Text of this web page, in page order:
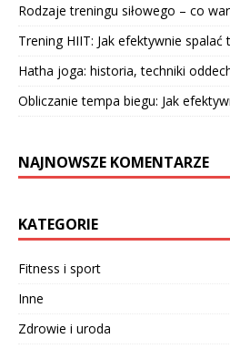
Rodzaje treningu siłowego – co
Trening HIIT: Jak efektywnie spalać
Hatha joga: historia, techniki
Obliczanie tempa biegu: Jak
NAJNOWSZE KOMENTARZE
KATEGORIE
Fitness i sport
Inne
Zdrowie i uroda